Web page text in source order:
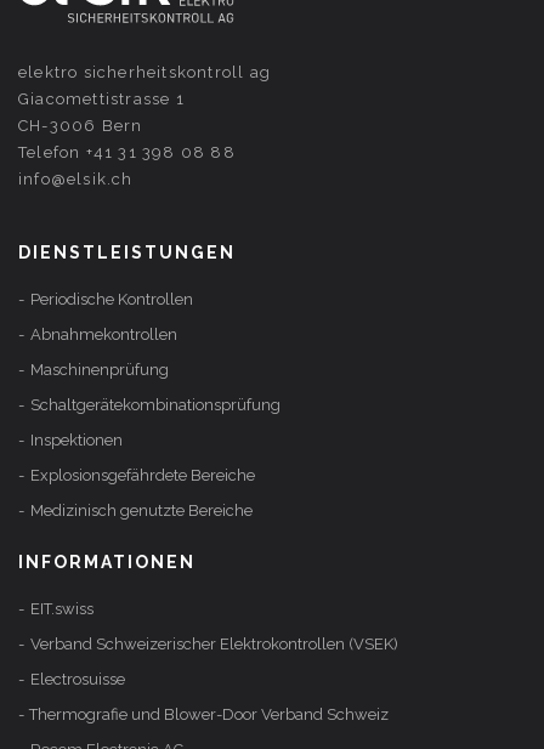
elektro sicher­heits­kontroll ag
Giacomettistrasse 1
CH-3006 Bern
Telefon +41 31 398 08 88
info@elsik.ch
DIENST­LEISTUNGEN
Periodische Kontrollen
Abnahme­kontrollen
Maschinen­prüfung
Schalt­geräte­kombi­nations­prüfung
Inspek­tionen
Explosions­gefährdete Bereiche
Medizinisch genutzte Bereiche
INFORMATIONEN
EIT.swiss
Verband Schweizerischer Elektrokontrollen (VSEK)
Electrosuisse
Thermografie und Blower-Door Verband Schweiz